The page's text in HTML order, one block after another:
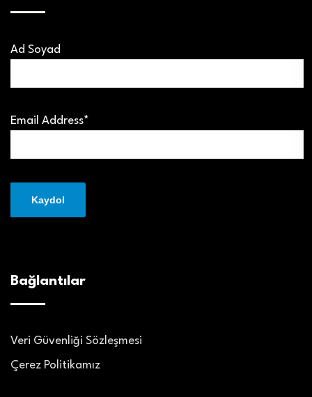
Ad Soyad
Email Address*
Bağlantılar
Veri Güvenliği Sözleşmesi
Çerez Politikamız